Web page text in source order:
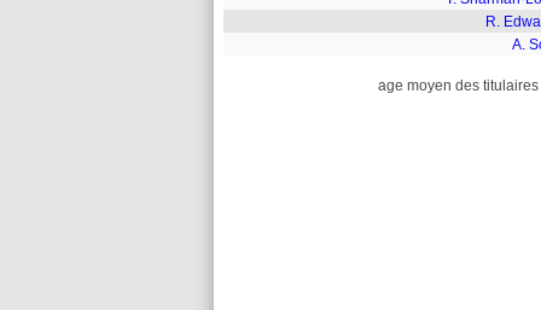
R.
A.
age moyen des titulaires